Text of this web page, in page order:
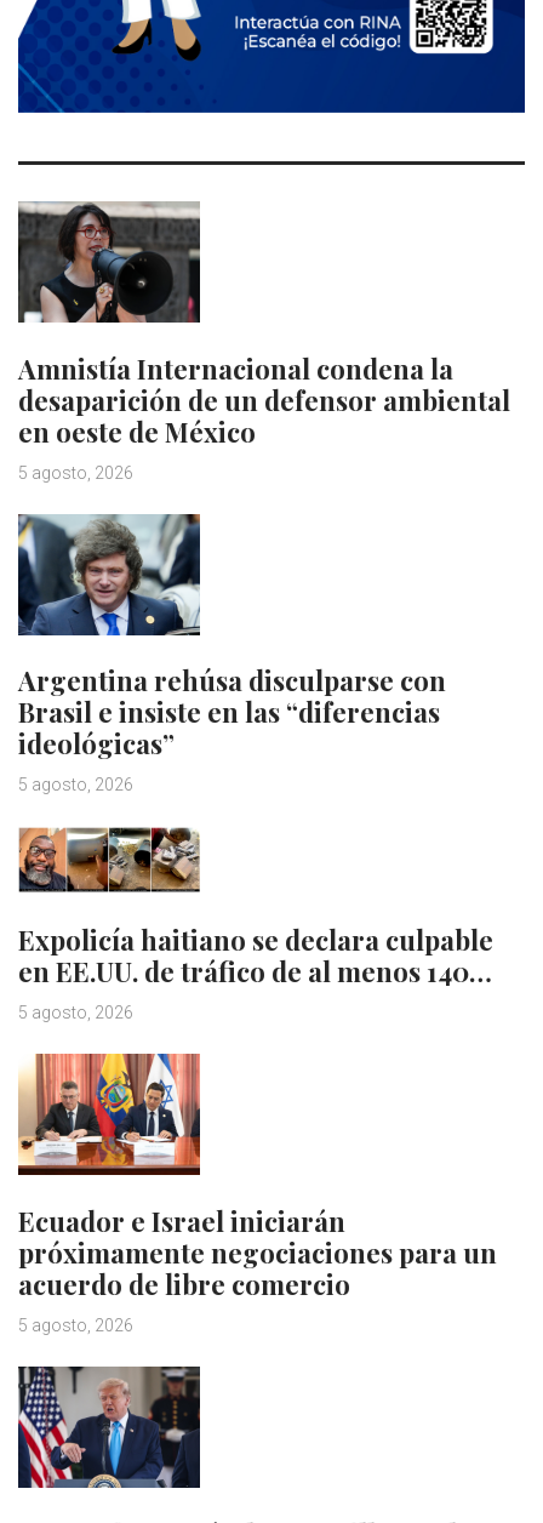
Amnistía Internacional condena la
desaparición de un defensor ambiental
en oeste de México
5 agosto, 2026
Argentina rehúsa disculparse con
Brasil e insiste en las “diferencias
ideológicas”
5 agosto, 2026
Expolicía haitiano se declara culpable
en EE.UU. de tráfico de al menos 140…
5 agosto, 2026
Ecuador e Israel iniciarán
próximamente negociaciones para un
acuerdo de libre comercio
5 agosto, 2026